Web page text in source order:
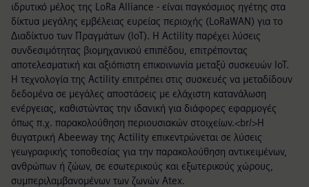
ιδρυτικό μέλος της LoRa Alliance - είναι παγκόσμιος ηγέτης στα
δίκτυα μεγάλης εμβέλειας ευρείας περιοχής (LoRaWAN) για το
Διαδίκτυο των Πραγμάτων (IoT). Η Actility παρέχει λύσεις
συνδεσιμότητας βιομηχανικού επιπέδου, επιτρέποντας
αποτελεσματική και αξιόπιστη επικοινωνία μεταξύ συσκευών IoT.
Η τεχνολογία της Actility επιτρέπει στις συσκευές να μεταδίδουν
δεδομένα σε μεγάλες αποστάσεις με ελάχιστη κατανάλωση
ενέργειας, καθιστώντας την ιδανική για διάφορες εφαρμογές
όπως π.χ. παρακολούθηση περιουσιακών στοιχείων.<br/>Η
θυγατρική Abeeway της Actility επικεντρώνεται σε λύσεις
γεωγραφικής τοποθεσίας για την παρακολούθηση αντικειμένων,
ανθρώπων ή ζώων, σε εσωτερικούς και εξωτερικούς χώρους,
συμπεριλαμβανομένων των ζωνών Atex.